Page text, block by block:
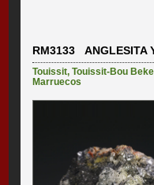
RM3133 ANGLESITA
Touissit,Touissit-Bou
Marruecos